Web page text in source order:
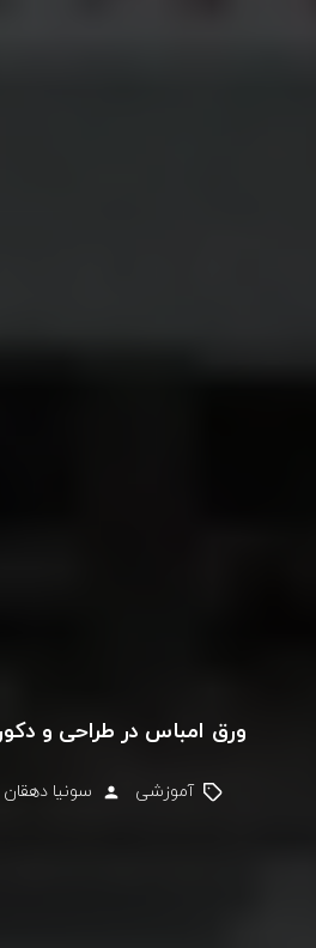
ورق امباس در طراحی و
آموزشی سونیا دهقان